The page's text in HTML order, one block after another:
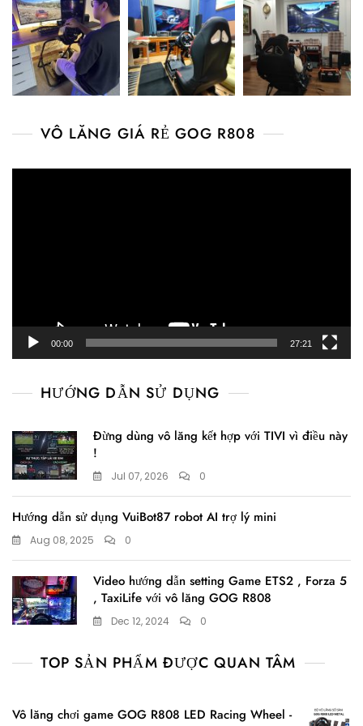
VÔ LĂNG GIÁ RẺ GOG R808
00:00 27:21
HƯỚNG DẪN SỬ DỤNG
Đừng dùng vô lăng kết hợp với TIVI vì điều này
!
Jul 07, 2026 0
Hướng dẫn sử dụng VuiBot87 robot AI trợ lý mini
Aug 08, 2025 0
Video hướng dẫn setting Game ETS2 , Forza 5
, TaxiLife với vô lăng GOG R808
Dec 12, 2024 0
TOP SẢN PHẨM ĐƯỢC QUAN TÂM
Vô lăng chơi game GOG R808 LED Racing Wheel -